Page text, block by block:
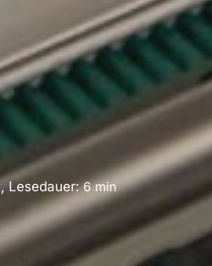
Lesedauer:6min